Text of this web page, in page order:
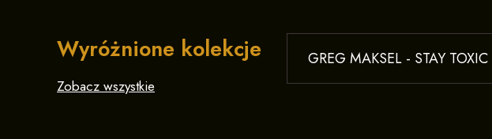
Wyróżnione kolekcje
Zobacz wszystkie
GREG MAKSEL - STAY TOXIC